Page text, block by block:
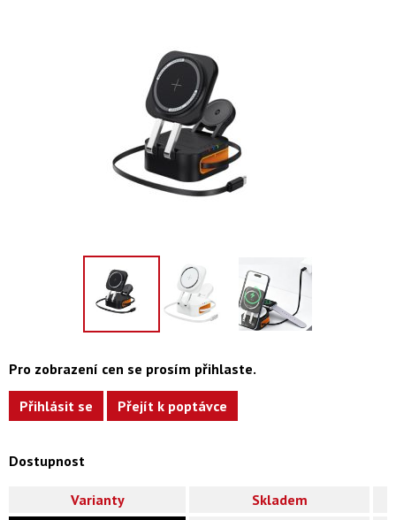
Pro zobrazení cen se prosím přihlaste.
Přihlásit se Přejít k poptávce
Dostupnost
Varianty
Skladem